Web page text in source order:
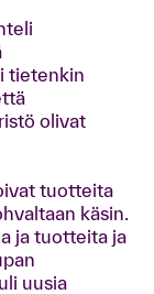
tietenkin
olivat
tuotteita
käsin.
ja tuotteita ja
uusia